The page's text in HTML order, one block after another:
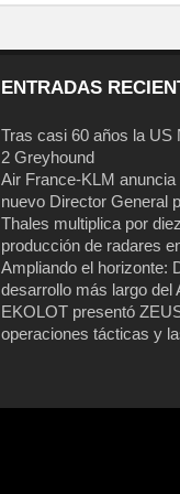
ENTRADAS
Tras casi 60 años la
2 Greyhound
Air France-KLM
nuevo Director General
Thales multiplica por
producción de radares
Ampliando el horizonte:
desarrollo más largo del
EKOLOT presentó
operaciones tácticas y
Tras casi
servicio al